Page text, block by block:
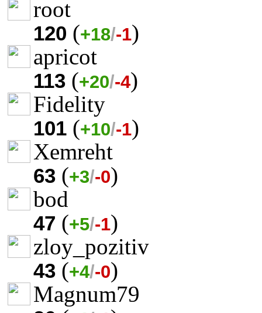
root
120 (+18/-1)
apricot
113 (+20/-4)
Fidelity
101 (+10/-1)
Xemreht
63 (+3/-0)
bod
47 (+5/-1)
zloy_pozitiv
43 (+4/-0)
Magnum79